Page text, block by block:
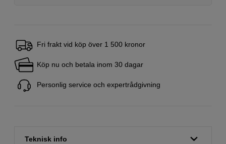
Fri frakt vid köp över 1 500 kronor
Köp nu och betala inom 30 dagar
Personlig service och expertrådgivning
Teknisk info